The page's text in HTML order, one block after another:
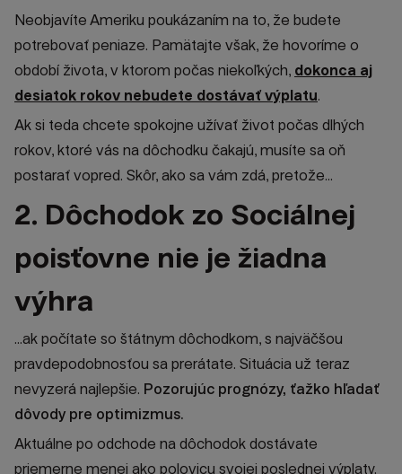
Neobjavíte Ameriku poukázaním na to, že budete
potrebovať peniaze. Pamätajte však, že hovoríme o
období života, v ktorom počas niekoľkých, dokonca aj
desiatok rokov nebudete dostávať výplatu.
Ak si teda chcete spokojne užívať život počas dlhých
rokov, ktoré vás na dôchodku čakajú, musíte sa oň
postarať vopred. Skôr, ako sa vám zdá, pretože...
2. Dôchodok zo Sociálnej
poisťovne nie je žiadna
výhra
...ak počítate so štátnym dôchodkom, s najväčšou
pravdepodobnosťou sa prerátate. Situácia už teraz
nevyzerá najlepšie. Pozorujúc prognózy, ťažko hľadať
dôvody pre optimizmus.
Aktuálne po odchode na dôchodok dostávate
priemerne menej ako polovicu svojej poslednej výplaty.